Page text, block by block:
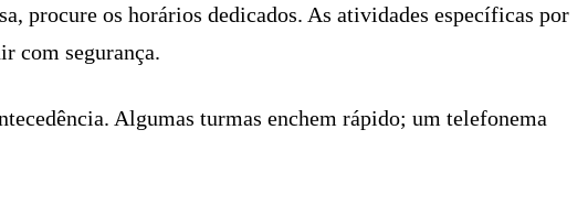
procure os horários dedicados. As atividades específicas por
com segurança.
Algumas turmas enchem rápido; um telefonema